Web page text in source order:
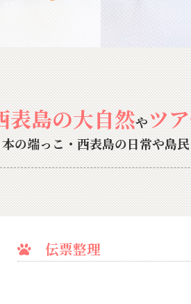
表島の大自然やツ
の端っこ・西表島の日常や島
伝票整理